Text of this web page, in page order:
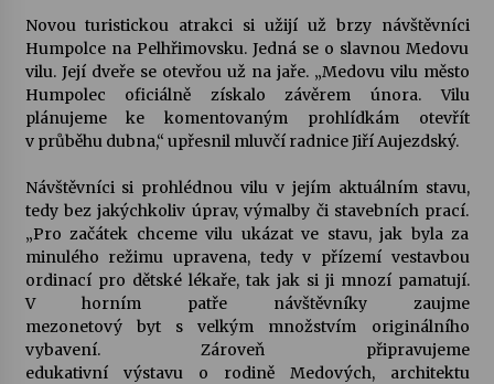
šedesátka: 28. 7.–1. 8. 2026
28. 7. 2026
Letní koncerty ve Stromovce: Kolchoz a
Jenakaši
28. 7. 2026
Votavžatský ploty
23. 7. 2026
Letní koncerty ve Stromovce: Rufus Miller
22. 7. 2026
Novou turistickou atrakci si užijí už brzy návštěvníci
Humpolce na Pelhřimovsku. Jedná se o slavnou Medovu
vilu. Její dveře se otevřou už na jaře. „Medovu vilu město
Humpolec oficiálně získalo závěrem února. Vilu
plánujeme ke komentovaným prohlídkám otevřít
v průběhu dubna,“ upřesnil mluvčí radnice Jiří Aujezdský.
Návštěvníci si prohlédnou vilu v jejím aktuálním stavu,
tedy bez jakýchkoliv úprav, výmalby či stavebních prací.
„Pro začátek chceme vilu ukázat ve stavu, jak byla za
minulého režimu upravena, tedy v přízemí vestavbou
ordinací pro dětské lékaře, tak jak si ji mnozí pamatují.
V horním patře návštěvníky zaujme
mezonetový byt s velkým množstvím originálního
vybavení. Zároveň připravujeme
edukativní výstavu o rodině Medových, architektu